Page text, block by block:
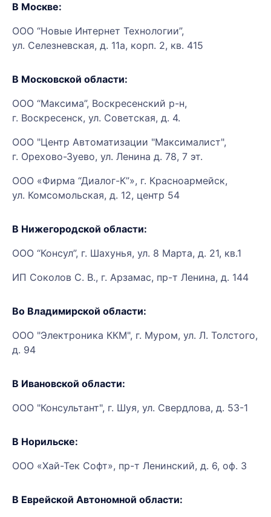
В Москве:
ООО “Новые Интернет Технологии”,
ул. Селезневская, д. 11а, корп. 2, кв. 415
В Московской области:
ООО “Максима”, Воскресенский р-н,
г. Воскресенск, ул. Советская, д. 4.
ООО "Центр Автоматизации "Максималист",
г. Орехово-Зуево, ул. Ленина д. 78, 7 эт.
ООО «Фирма “Диалог-К”», г. Красноармейск,
ул. Комсомольская, д. 12, центр 54
В Нижегородской области:
ООО “Консул”, г. Шахунья, ул. 8 Марта, д. 21, кв.1
ИП Соколов С. В., г. Арзамас, пр-т Ленина, д. 144
Во Владимирской области:
ООО "Электроника ККМ", г. Муром, ул. Л. Толстого,
д. 94
В Ивановской области:
ООО "Консультант", г. Шуя, ул. Свердлова, д. 53-1
В Норильске:
ООО «Хай-Тек Софт», пр-т Ленинский, д. 6, оф. 3
В Еврейской Автономной области: